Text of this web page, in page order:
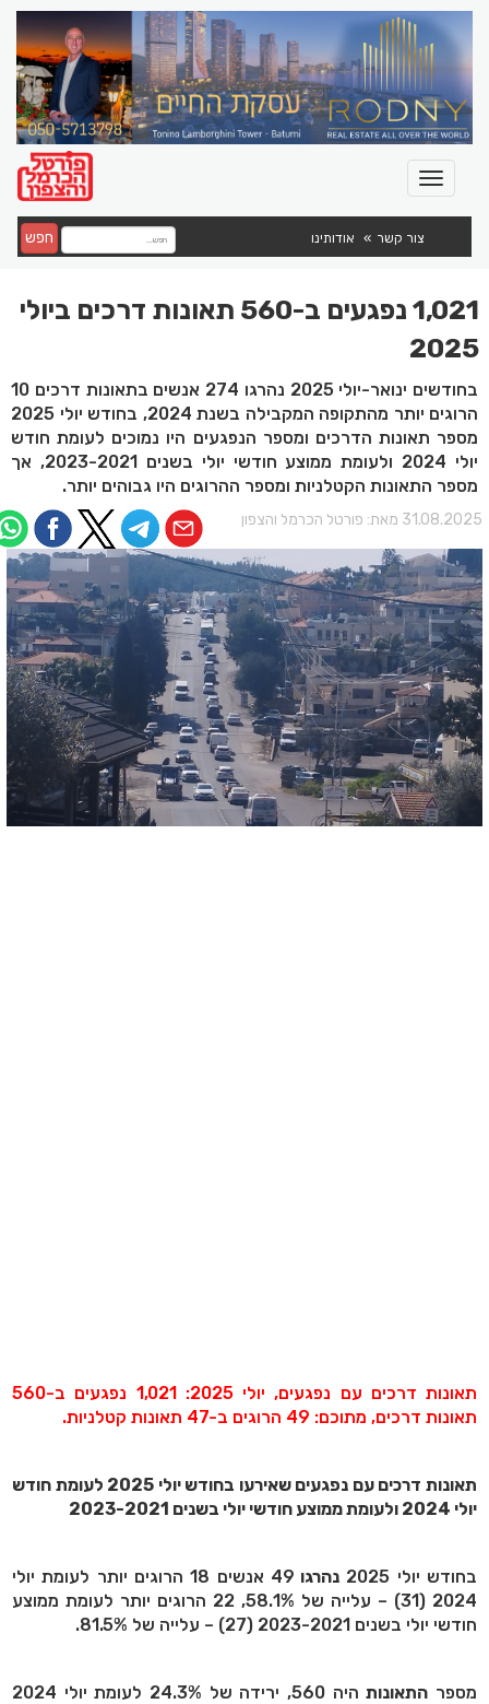
צור קשר אודותינו חפש
1,021 נפגעים ב-560 תאונות דרכים ביולי
2025
​בחודשים ינואר-יולי 2025 נהרגו 274 אנשים בתאונות דרכים 10
הרוגים יותר מהתקופה המקבילה בשנת 2024, בחודש יולי 2025
מספר תאונות הדרכים ומספר הנפגעים היו נמוכים לעומת חודש
יולי 2024 ולעומת ממוצע חודשי יולי בשנים 2023-2021, אך
מספר התאונות הקטלניות ומספר ההרוגים היו גבוהים יותר.
מאת: פורטל הכרמל והצפון
תאונות דרכים עם נפגעים, יולי 2025: 1,021 נפגעים ב-560
תאונות דרכים, מתוכם: 49 הרוגים ב-47 תאונות קטלניות.
תאונות דרכים עם נפגעים שאירעו בחודש יולי 2025 לעומת חודש
יולי 2024 ולעומת ממוצע חודשי יולי בשנים 2023-2021
בחודש יולי 2025 נהרגו
49 אנשים 18 הרוגים יותר לעומת יולי
2024 (31) – עלייה של 58.1%, 22 הרוגים יותר לעומת ממוצע
חודשי יולי בשנים 2023-2021 (27) – עלייה של 81.5%.
מספרהתאונות
היה 560, ירידה של 24.3% לעומת יולי 2024